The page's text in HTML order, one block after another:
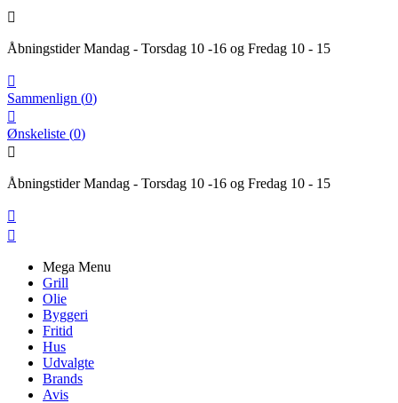

Åbningstider Mandag - Torsdag 10 -16 og Fredag 10 - 15

Sammenlign (0)

Ønskeliste (0)

Åbningstider Mandag - Torsdag 10 -16 og Fredag 10 - 15


Mega Menu
Grill
Olie
Byggeri
Fritid
Hus
Udvalgte
Brands
Avis